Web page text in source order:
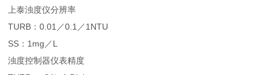
上泰浊度仪分辨率
TURB：0.01／0.1／1NTU
SS：1mg／L
浊度控制器仪表精度